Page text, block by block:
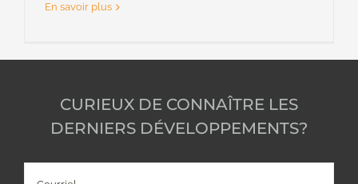
En savoir plus
CURIEUX DE CONNAÎTRE LES
DERNIERS DÉVELOPPEMENTS?